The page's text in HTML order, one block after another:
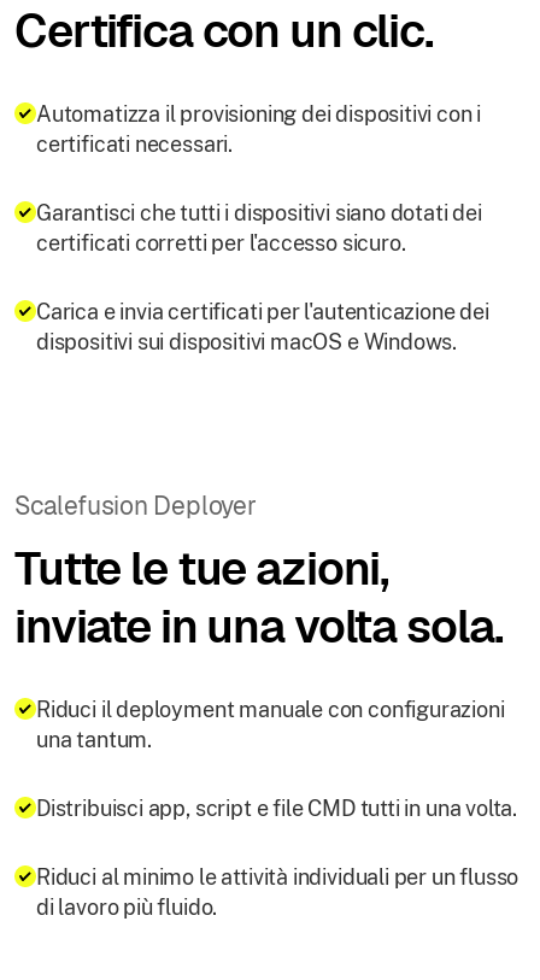
Certifica con un clic.
Automatizza il provisioning dei dispositivi con i
certificati necessari.
Garantisci che tutti i dispositivi siano dotati dei
certificati corretti per l'accesso sicuro.
Carica e invia certificati per l'autenticazione dei
dispositivi sui dispositivi macOS e Windows.
Scalefusion Deployer
Tutte le tue azioni,
inviate in una volta sola.
Riduci il deployment manuale con configurazioni
una tantum.
Distribuisci app, script e file CMD tutti in una volta.
Riduci al minimo le attività individuali per un flusso
di lavoro più fluido.